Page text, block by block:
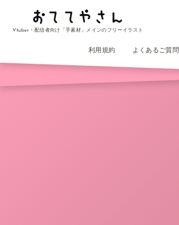
Vtuber・配信者向け「手素材」メインのフリーイラスト
利用規約 よくあるご質問